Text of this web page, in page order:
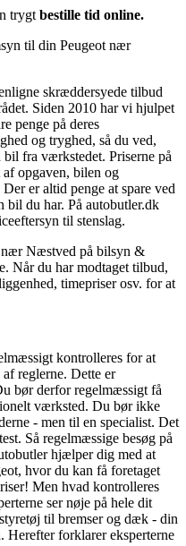
trygt bestille tid online.
til din Peugeot nær
skræddersyede tilbud
Siden 2010 har vi hjulpet
penge på deres
og tryghed, så du ved,
fra værkstedet. Priserne på
opgaven, bilen og
er altid penge at spare ved
bil du har. På autobutler.dk
til stenslag.
nær Næstved på bilsyn &
Når du har modtaget tilbud,
timepriser osv. for at
kontrolleres for at
reglerne. Dette er
bør derfor regelmæssigt få
værksted. Du bør ikke
- men til en specialist. Det
Så regelmæssige besøg på
hjælper dig med at
hvor du kan få foretaget
Men hvad kontrolleres
ser nøje på hele dit
til bremser og dæk - din
Herefter forklarer eksperterne